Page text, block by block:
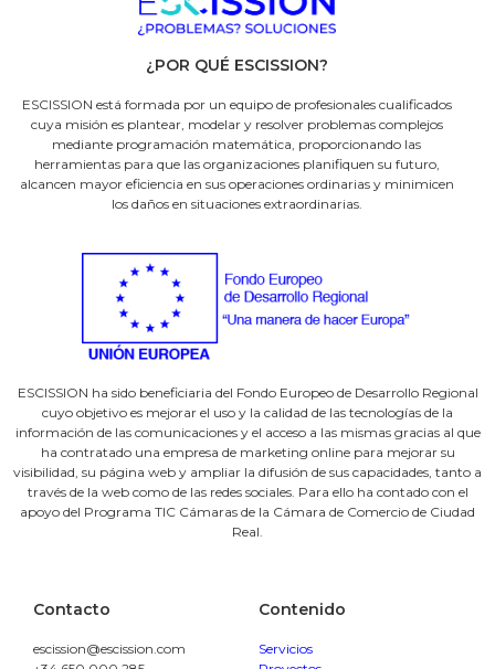
¿POR QUÉ ESCISSION?
ESCISSION está formada por un equipo de profesionales cualificados
cuya misión es plantear, modelar y resolver problemas complejos
mediante programación matemática, proporcionando las
herramientas para que las organizaciones planifiquen su futuro,
alcancen mayor eficiencia en sus operaciones ordinarias y minimicen
los daños en situaciones extraordinarias.
ESCISSION ha sido beneficiaria del Fondo Europeo de Desarrollo Regional
cuyo objetivo es mejorar el uso y la calidad de las tecnologías de la
información de las comunicaciones y el acceso a las mismas gracias al que
ha contratado una empresa de marketing online para mejorar su
visibilidad, su página web y ampliar la difusión de sus capacidades, tanto a
través de la web como de las redes sociales. Para ello ha contado con el
apoyo del Programa TIC Cámaras de la Cámara de Comercio de Ciudad
Real.
Contacto
escission@escission.com
Contenido
Servicios